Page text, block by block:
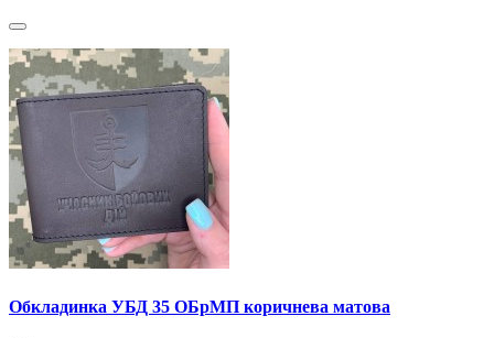
Обкладинка УБД 35 ОБрМП коричнева матова